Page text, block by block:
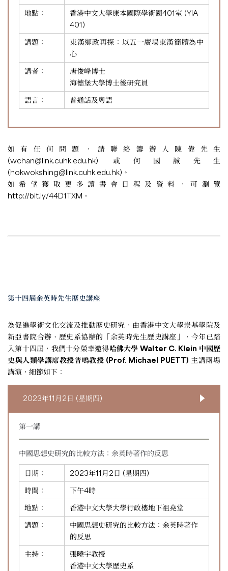
地點：
香港中文大學康本國際學術園401室 (YIA
401)
講題：
東漢鄉政再探：以五一廣場東漢簡牘為中
心
講者：
唐俊峰博士
海德堡大學博士後研究員
語言：
普通話及粵語
如有任何問題，請聯絡籌辦人陳偉先生
(wchan@link.cuhk.edu.hk) 或何國誠先生
(hokwokshing@link.cuhk.edu.hk)。
如希望獲取更多讀書會日程及資料，可瀏覽
http://bit.ly/44D1TXM 。
第十四屆余英時先生歷史講座
為促進學術文化交流及推動歷史研究，由香港中文大學崇基學院及
新亞書院合辦、歷史系協辦的「余英時先生歷史講座」，今年已踏
入第十四屆，我們十分榮幸邀得哈佛大學 Walter C. Klein 中國歷
史與人類學講席教授普鳴教授 (Prof. Michael PUETT) 主講兩場
講演，細節如下：
2023年11月2日 (星期四)
第一講
中國思想史研究的比較方法：余英時著作的反思
日期：
2023年11月2日 (星期四)
時間：
下午4時
地點：
香港中文大學大學行政樓地下祖堯堂
講題：
中國思想史研究的比較方法：余英時著作
的反思
主持：
張曉宇教授
香港中文大學歷史系